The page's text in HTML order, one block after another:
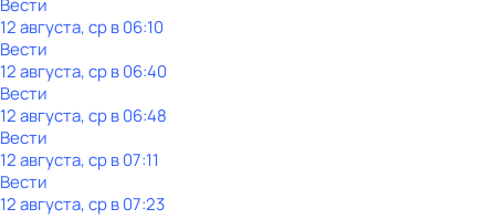
Вести
12 августа, ср в 06:10
Вести
12 августа, ср в 06:40
Вести
12 августа, ср в 06:48
Вести
12 августа, ср в 07:11
Вести
12 августа, ср в 07:23